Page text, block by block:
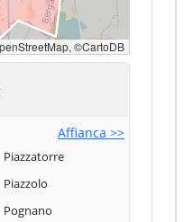
Affianca >>
Piazzatorre
Piazzolo
Pognano